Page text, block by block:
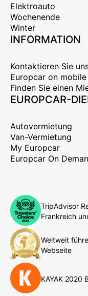
Elektroauto
Wochenende
Winter
INFORMATION
Kontaktieren Sie
Europcar on mobile
Finden Sie einen
EUROPCAR-
Autovermietung
Van-Vermietung
My Europcar
Europcar On
TripAdvisor
Frankreich
Weltweit
Webseite
KAYAK 2020